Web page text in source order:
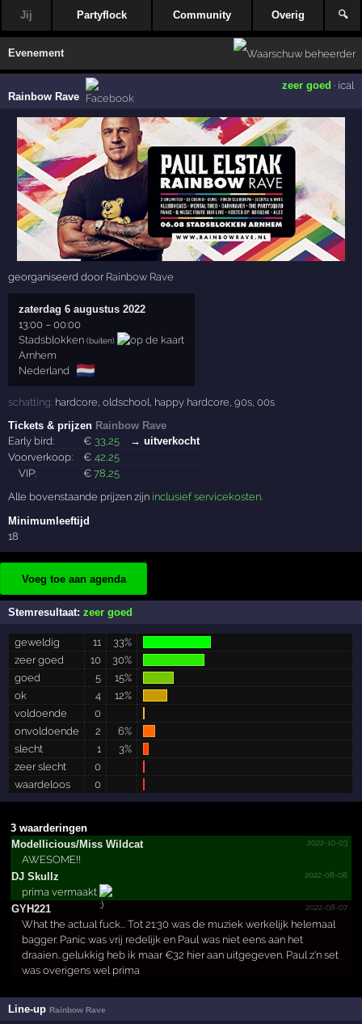
Jij Partyflock Community Overig 🔍
Evenement
Rainbow Rave
zeer goed · ical
georganiseerd door Rainbow Rave
zaterdag 6 augustus 2022
13:00 –00:00
Stadsblokken (buiten)
Arnhem
Nederland
🇳🇱
schatting: hardcore ,oldschool happy hardcore ,90s ,00s
Tickets & prijzen Rainbow Rave
Early bird:
€ 33,25
→ uitverkocht
Voorverkoop:
€ 42,25
VIP:
€78,25
Alle bovenstaande prijzen zijn inclusief servicekosten.
Minimumleeftijd
18
Voeg toe aan agenda
Stemresultaat:zeer goed
geweldig 11
33%
zeer goed
10
30%
goed
5
15%
ok
4
12%
voldoende
0
onvoldoende
2
6%
slecht
1
3%
zeer slecht
0
waardeloos
0
3 waarderingen
Modell­icious­/­Miss Wildcat
2022-10-03
AWESOME!!
DJ Skullz
2022-08-08
prima vermaakt
GYH221
2022-08-07
What the actual fuck... Tot 21:30 was de muziek werkelijk helemaal
bagger. Panic was vrij redelijk en Paul was niet eens aan het
draaien...gelukkig heb ik maar €32 hier aan uitgegeven. Paul z'n set
was overigens wel prima
Line-upRainbow Rave